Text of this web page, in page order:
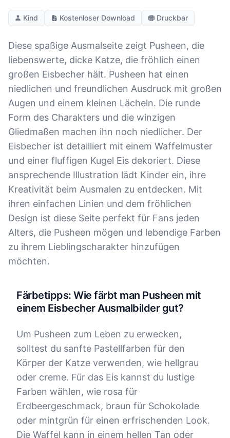
Kind Kostenloser Download Druckbar
Diese spaßige Ausmalseite zeigt Pusheen, die
liebenswerte, dicke Katze, die fröhlich einen
großen Eisbecher hält. Pusheen hat einen
niedlichen und freundlichen Ausdruck mit großen
Augen und einem kleinen Lächeln. Die runde
Form des Charakters und die winzigen
Gliedmaßen machen ihn noch niedlicher. Der
Eisbecher ist detailliert mit einem Waffelmuster
und einer fluffigen Kugel Eis dekoriert. Diese
ansprechende Illustration lädt Kinder ein, ihre
Kreativität beim Ausmalen zu entdecken. Mit
ihren einfachen Linien und dem fröhlichen
Design ist diese Seite perfekt für Fans jeden
Alters, die Pusheen mögen und lebendige Farben
zu ihrem Lieblingscharakter hinzufügen
möchten.
Färbetipps: Wie färbt man Pusheen mit
einem Eisbecher Ausmalbilder gut?
Um Pusheen zum Leben zu erwecken,
solltest du sanfte Pastellfarben für den
Körper der Katze verwenden, wie hellgrau
oder creme. Für das Eis kannst du lustige
Farben wählen, wie rosa für
Erdbeergeschmack, braun für Schokolade
oder mintgrün für einen erfrischenden Look.
Die Waffel kann in einem hellen Tan oder